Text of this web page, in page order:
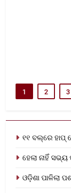
1 2 3
୧୧ ବଲ୍‌ରେ ହାପ୍
ହେଲା ନାହିଁ
ଓଡ଼ିଶା ପାଳିଲା